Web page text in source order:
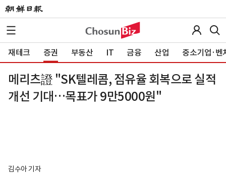
재테크 증권 부동산 IT 금융 산업 중소기업·벤
메리츠證 "SK텔레콤, 점유율 회복으로 실적
개선 기대…목표가 9만5000원"
김수아 기자